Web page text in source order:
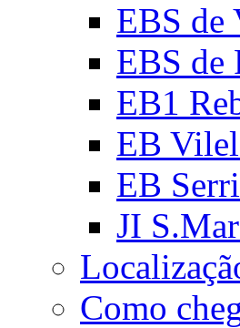
EBS de
EBS de
EB1
EB
EB
JI
Como